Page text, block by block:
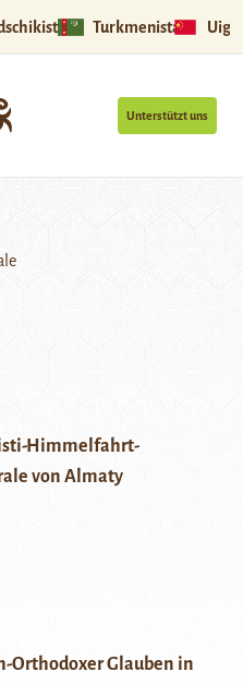
Turkmenistan
Unterstützt uns
Himmelfahrt-
von Almaty
Orthodoxer Glauben in